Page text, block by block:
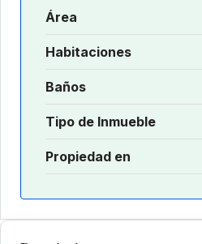
Área
Habitaciones
Baños
Tipo de Inmueble
Propiedad en